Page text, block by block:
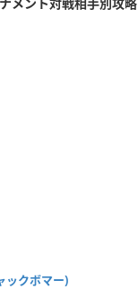
ックボマー)